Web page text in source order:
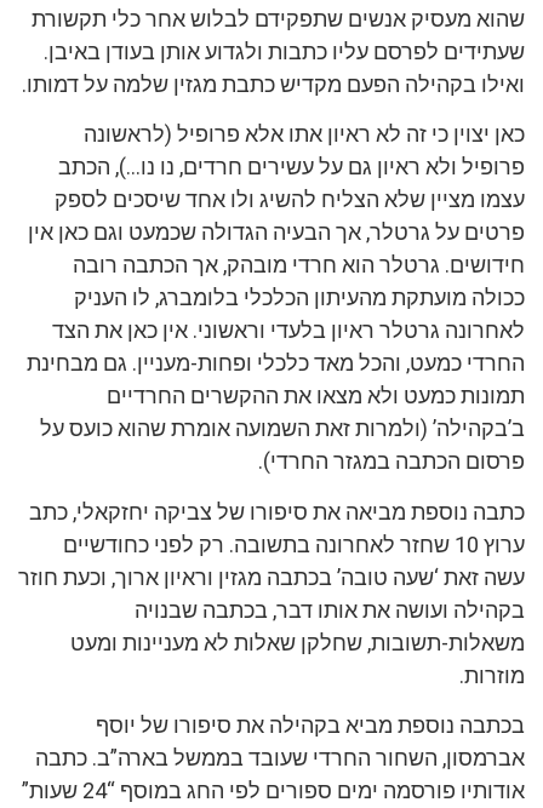
שהוא מעסיק אנשים שתפקידם לבלוש אחר כלי תקשורת
שעתידים לפרסם עליו כתבות ולגדוע אותן בעודן באיבן.
ואילו בקהילה הפעם מקדיש כתבת מגזין שלמה על דמותו.
כאן יצוין כי זה לא ראיון אתו אלא פרופיל (לראשונה
פרופיל ולא ראיון גם על עשירים חרדים, נו נו…), הכתב
עצמו מציין שלא הצליח להשיג ולו אחד שיסכים לספק
פרטים על גרטלר, אך הבעיה הגדולה שכמעט וגם כאן אין
חידושים. גרטלר הוא חרדי מובהק, אך הכתבה רובה
ככולה מועתקת מהעיתון הכלכלי בלומברג, לו העניק
לאחרונה גרטלר ראיון בלעדי וראשוני. אין כאן את הצד
החרדי כמעט, והכל מאד כלכלי ופחות-מעניין. גם מבחינת
תמונות כמעט ולא מצאו את ההקשרים החרדיים
ב’בקהילה’ (ולמרות זאת השמועה אומרת שהוא כועס על
פרסום הכתבה במגזר החרדי).
כתבה נוספת מביאה את סיפורו של צביקה יחזקאלי, כתב
ערוץ 10 שחזר לאחרונה בתשובה. רק לפני כחודשיים
עשה זאת ‘שעה טובה’ בכתבה מגזין וראיון ארוך, וכעת חוזר
בקהילה ועושה את אותו דבר, בכתבה שבנויה
משאלות-תשובות, שחלקן שאלות לא מעניינות ומעט
מוזרות.
בכתבה נוספת מביא בקהילה את סיפורו של יוסף
אברמסון, השחור החרדי שעובד בממשל בארה”ב. כתבה
אודותיו פורסמה ימים ספורים לפי החג במוסף “24 שעות”